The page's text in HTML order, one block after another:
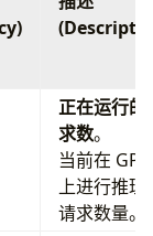
{
正在运行的
求数。
当前在 GPU
上进行推理
请求数量。